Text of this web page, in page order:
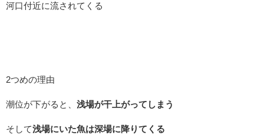
河口付近に流されてくる
2つめの理由
潮位が下がると、 浅場が干上がってしまう
そして浅場にいた魚は深場に降りてくる